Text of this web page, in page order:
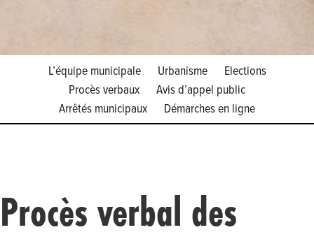
L’équipe municipale Urbanisme
Elections
Procès verbaux
Avis d’appel public
Arrêtés municipaux
Démarches en ligne
Procès verbal des